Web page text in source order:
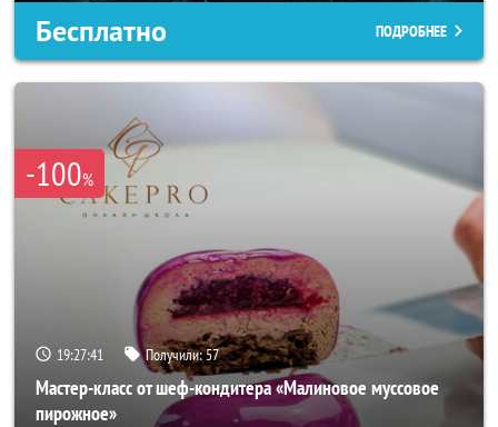
Бесплатно ПОДРОБНЕЕ
-100%
19:27:38 Получили:57
Мастер-класс от шеф-кондитера «Малиновое муссовое
пирожное»